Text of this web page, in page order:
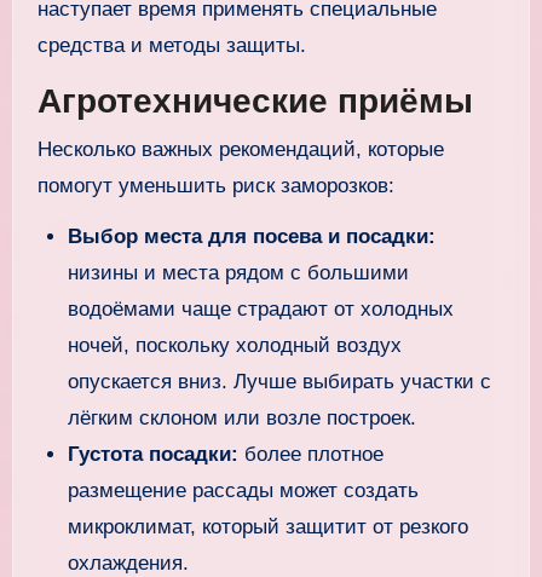
наступает время применять специальные
средства и методы защиты.
Агротехнические приёмы
Несколько важных рекомендаций, которые
помогут уменьшить риск заморозков:
Выбор места для посева и посадки:
низины и места рядом с большими
водоёмами чаще страдают от холодных
ночей, поскольку холодный воздух
опускается вниз. Лучше выбирать участки с
лёгким склоном или возле построек.
Густота посадки: более плотное
размещение рассады может создать
микроклимат, который защитит от резкого
охлаждения.